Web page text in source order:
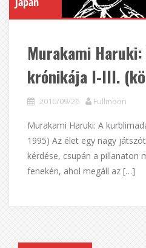
Murakami
krónikája I-III.
2010/09/26 Fullmoon
Murakami Haruki: A
1995) Az élet egy nagy
kérdése, csupán a pillanaton
fenekén, ahol megáll az […]